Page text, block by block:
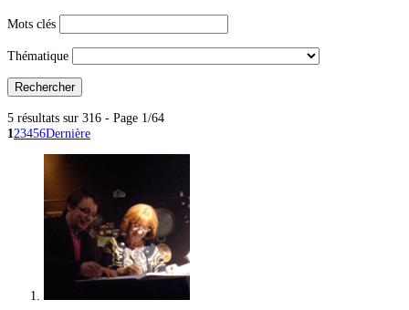
Mots clés
Thématique
5 résultats sur 316 - Page 1/64
123456Dernière